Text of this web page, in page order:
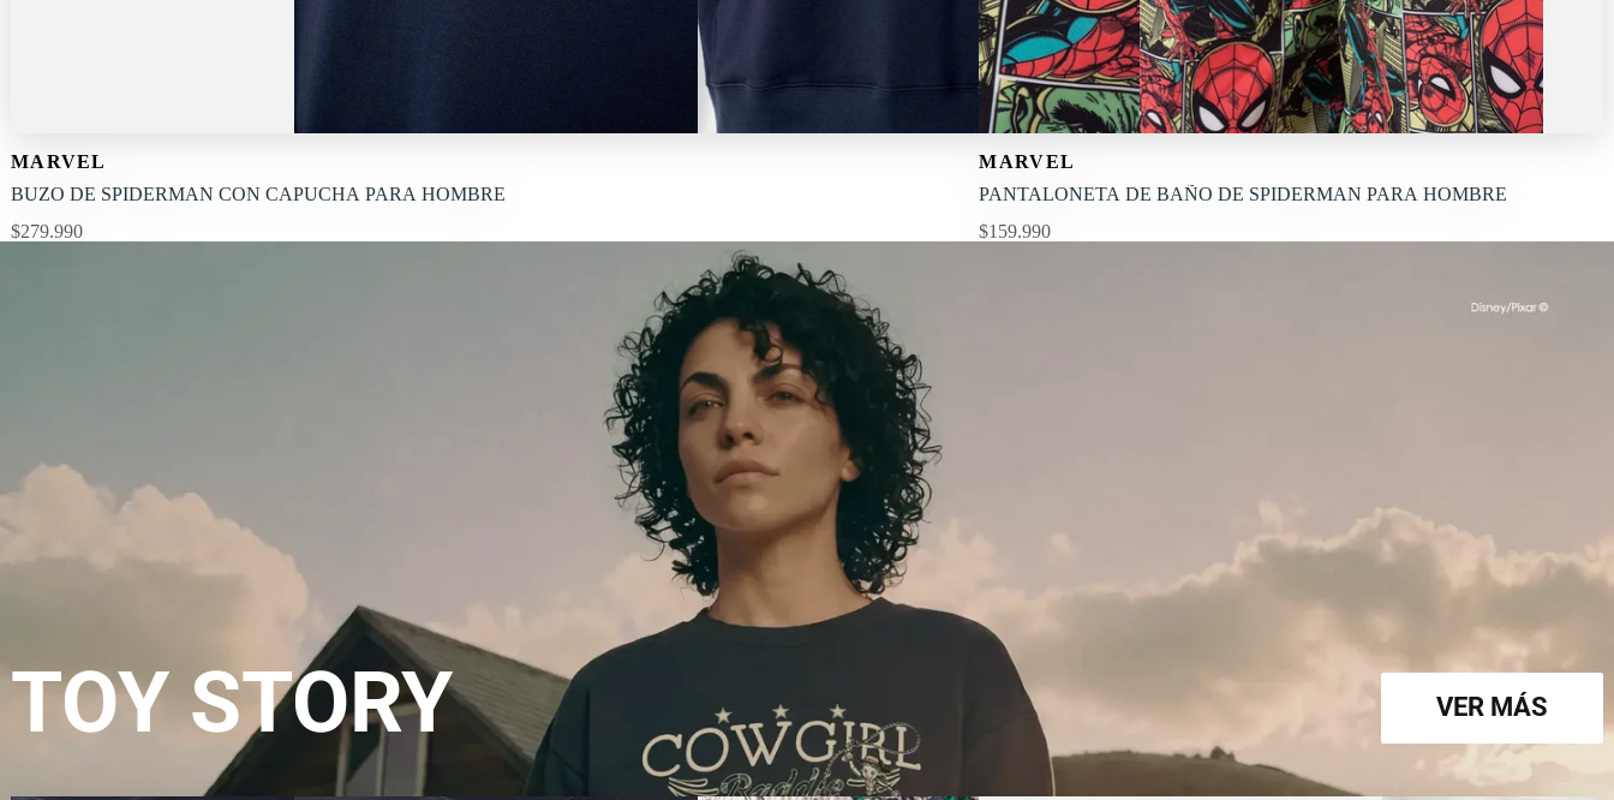
XS S M
MARVEL
BUZO DE SPIDERMAN CON CAPUCHA PARA HOMBRE
$279.990
XS S M
MARVEL
PANTALONETA DE BAÑO DE SPIDERMAN PARA HOMBRE
$159.990
TOY STORY VER MÁS